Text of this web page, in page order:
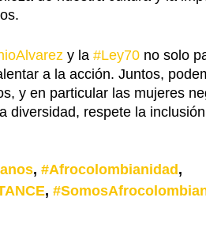
y la #Ley70 no solo
a la acción. Juntos,
y en particular las mujeres
diversidad, respete la
, #Afrocolombianidad ,
,